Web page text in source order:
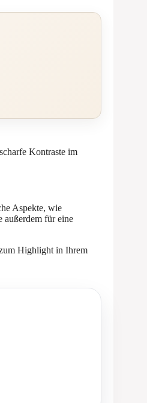
Kontraste im
Aspekte, wie
außerdem für eine
Highlight in Ihrem